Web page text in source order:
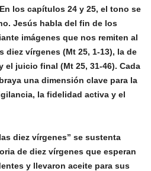
los capítulos 24 y 25, el tono se
Jesús habla del fin de los
imágenes que nos remiten al
diez vírgenes (Mt 25, 1-13), la de
el juicio final (Mt 25, 31-46). Cada
una dimensión clave para la
la fidelidad activa y el
diez vírgenes” se sustenta
de diez vírgenes que esperan
y llevaron aceite para sus